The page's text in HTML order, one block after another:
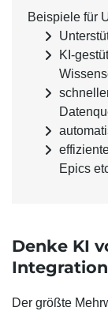
Beispiele für
KI-
Epics
Denke KI
Integration
Der größte